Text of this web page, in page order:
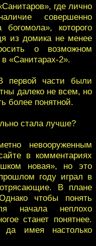
где лично
совершенно
богомола», которого
из домика не менее
о возможном
«Санитарах-2».
первой части были
далеко не всем, но
более понятной.
стала лучше?
невооруженным
в комментариях
новая», но это
году играл в
В плане
чтобы понять
начала неплохо
станет понятнее.
имея настолько